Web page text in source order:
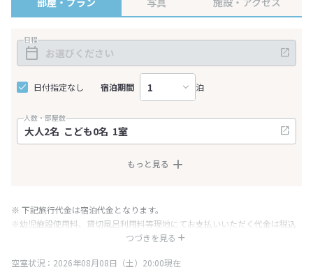
日程
日付指定なし 宿泊期間 泊
人数・部屋数
もっと見る
つづきを見る
※ 下記旅行代金は宿泊代金となります。
※幼児施設使用料、貸切風呂利用料等現地にてお支払いいただく代金は税込
み表記となりますが、消費税増税に伴い代金が一部変更となる場合がござい
※表示されている旅行代金・プラン内容は一定時間ごとに更新されます。最
空室状況：2026年08月08日（土）20:00現在